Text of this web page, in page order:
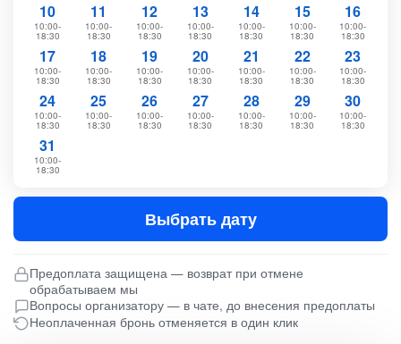
10
10:00-
18:30
11
10:00-
18:30
12
10:00-
18:30
13
10:00-
18:30
14
10:00-
18:30
15
10:00-
18:30
16
10:00-
18:30
17
10:00-
18:30
18
10:00-
18:30
19
10:00-
18:30
20
10:00-
18:30
21
10:00-
18:30
22
10:00-
18:30
23
10:00-
18:30
24
10:00-
18:30
25
10:00-
18:30
26
10:00-
18:30
27
10:00-
18:30
28
10:00-
18:30
29
10:00-
18:30
30
10:00-
18:30
31
10:00-
18:30
Выбрать дату
Предоплата защищена — возврат при отмене
обрабатываем мы
Вопросы организатору — в чате, до внесения предоплаты
Неоплаченная бронь отменяется в один клик